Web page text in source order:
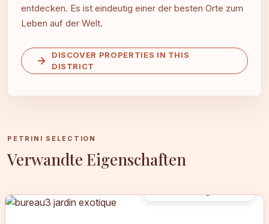
entdecken. Es ist eindeutig einer der besten Orte zum
Leben auf der Welt.
DISCOVER PROPERTIES IN THIS
DISTRICT
PETRINI SELECTION
Verwandte Eigenschaften